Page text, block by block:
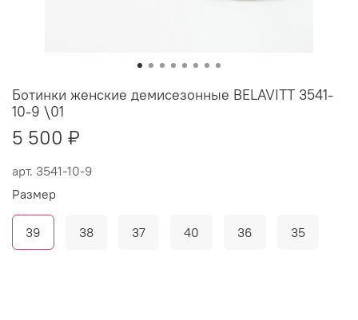
арт. 3541-10-9
Ботинки женские демисезонные BELAVITT 3541-
10-9 \01
5 500 ₽
Размер
39 38 37 40 36 35